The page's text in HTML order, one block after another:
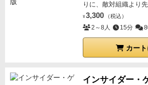
りに、敵対組織より
¥ 3,300 （税込）
2～8人 15分
カート
インサイダー・